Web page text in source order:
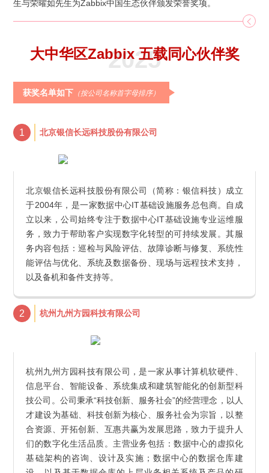
生与荣曜如先生为Zabbix中国生态伙伴颁发荣誉奖项。
2025
大中华区Zabbix 五载同心伙伴奖
获奖名单如下 （按公司名称首字母排序）
1 北京银信长远科技股份有限公司
北京银信长远科技股份有限公司（简称：银信科技）成立
于2004年，是一家数据中心IT基础设施服务总包商。自成
立以来，公司始终专注于数据中心IT基础设施专业运维服
务，致力于帮助客户实现数字化转型的可持续发展。其服
务内容包括：巡检与风险评估、故障诊断与修复、系统性
能评估与优化、系统及数据备份、现场与远程技术支持，
以及备机和备件支持等。
2 杭州九州方园科技有限公司
杭州九州方园科技有限公司，是一家从事计算机软硬件、
信息平台、智能设备、系统集成和建筑智能化的创新型科
技公司。公司秉承“科技创新、服务社会”的经营理念，以人
才建设为基础、科技创新为核心、服务社会为宗旨，以整
合资源、开拓创新、互惠共赢为发展思路，致力于提升人
们的数字化生活品质。主营业务包括：数据中心的虚拟化
基础架构的咨询、设计及实施；数据中心的数据仓库建